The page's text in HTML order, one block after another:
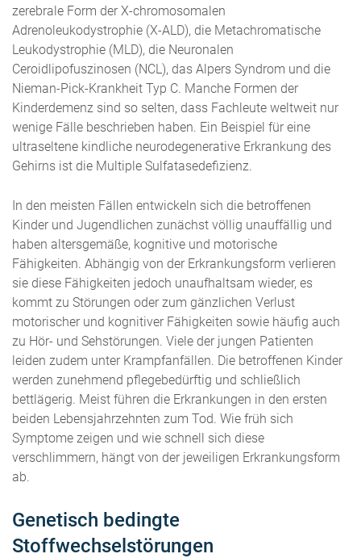
zerebrale Form der X-chromosomalen
Adrenoleukodystrophie (X-ALD), die Metachromatische
Leukodystrophie (MLD), die Neuronalen
Ceroidlipofuszinosen (NCL), das Alpers Syndrom und die
Nieman-Pick-Krankheit Typ C. Manche Formen der
Kinderdemenz sind so selten, dass Fachleute weltweit nur
wenige Fälle beschrieben haben. Ein Beispiel für eine
ultraseltene kindliche neurodegenerative Erkrankung des
Gehirns ist die Multiple Sulfatasedefizienz.
In den meisten Fällen entwickeln sich die betroffenen
Kinder und Jugendlichen zunächst völlig unauffällig und
haben altersgemäße, kognitive und motorische
Fähigkeiten. Abhängig von der Erkrankungsform verlieren
sie diese Fähigkeiten jedoch unaufhaltsam wieder, es
kommt zu Störungen oder zum gänzlichen Verlust
motorischer und kognitiver Fähigkeiten sowie häufig auch
zu Hör- und Sehstörungen. Viele der jungen Patienten
leiden zudem unter Krampfanfällen. Die betroffenen Kinder
werden zunehmend pflegebedürftig und schließlich
bettlägerig. Meist führen die Erkrankungen in den ersten
beiden Lebensjahrzehnten zum Tod. Wie früh sich
Symptome zeigen und wie schnell sich diese
verschlimmern, hängt von der jeweiligen Erkrankungsform
ab.
Genetisch bedingte
Stoffwechselstörungen